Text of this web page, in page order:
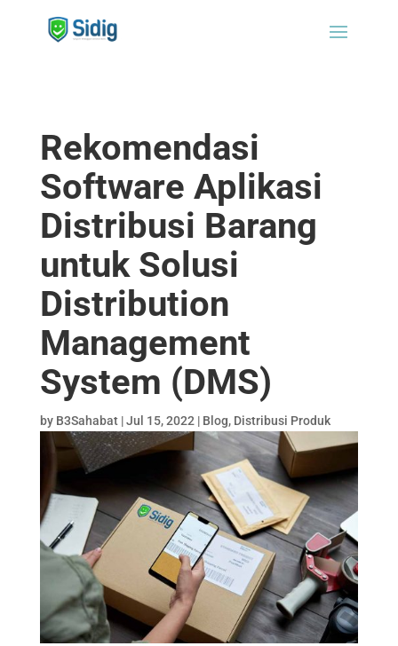
Rekomendasi
Software Aplikasi
Distribusi Barang
untuk Solusi
Distribution
Management
System (DMS)
by B3Sahabat|Jul 15, 2022 | Blog, Distribusi Produk